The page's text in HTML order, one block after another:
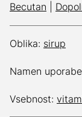
Becutan
Oblika: sirup
Namen
Vsebnost: